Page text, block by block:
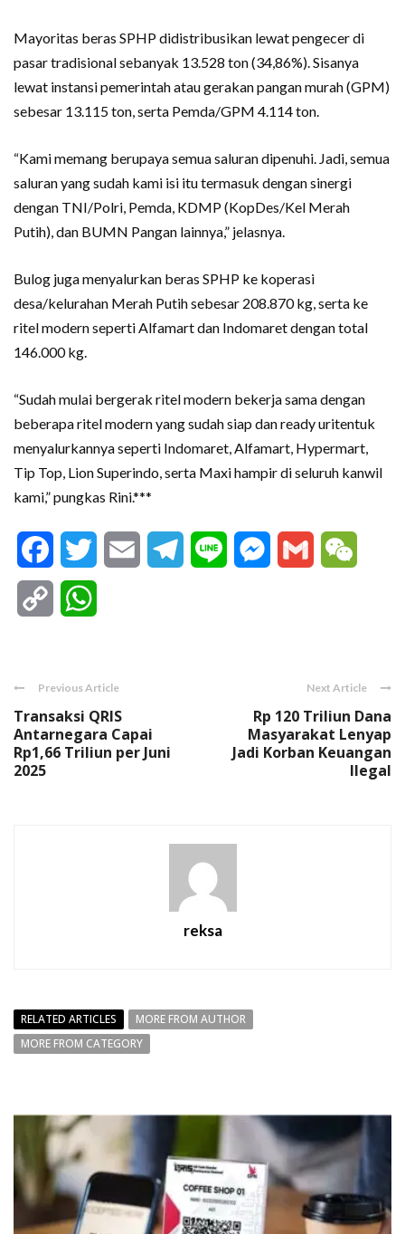
Mayoritas beras SPHP didistribusikan lewat pengecer di
pasar tradisional sebanyak 13.528 ton (34,86%). Sisanya
lewat instansi pemerintah atau gerakan pangan murah (GPM)
sebesar 13.115 ton, serta Pemda/GPM 4.114 ton.
“Kami memang berupaya semua saluran dipenuhi. Jadi, semua
saluran yang sudah kami isi itu termasuk dengan sinergi
dengan TNI/Polri, Pemda, KDMP (KopDes/Kel Merah
Putih), dan BUMN Pangan lainnya,” jelasnya.
Bulog juga menyalurkan beras SPHP ke koperasi
desa/kelurahan Merah Putih sebesar 208.870 kg, serta ke
ritel modern seperti Alfamart dan Indomaret dengan total
146.000 kg.
“Sudah mulai bergerak ritel modern bekerja sama dengan
beberapa ritel modern yang sudah siap dan ready uritentuk
menyalurkannya seperti Indomaret, Alfamart, Hypermart,
Tip Top, Lion Superindo, serta Maxi hampir di seluruh kanwil
kami,” pungkas Rini.***
FacebookTwitter Email Telegram
Line Messenger
Gmail
Copy
Previous Article
Transaksi QRIS
Antarnegara Capai
Rp1,66 Triliun per Juni
2025
Next Article
Rp 120 Triliun Dana
Masyarakat Lenyap
Jadi Korban Keuangan
Ilegal
reksa
RELATED ARTICLES
MORE FROM AUTHOR
MORE FROM CATEGORY